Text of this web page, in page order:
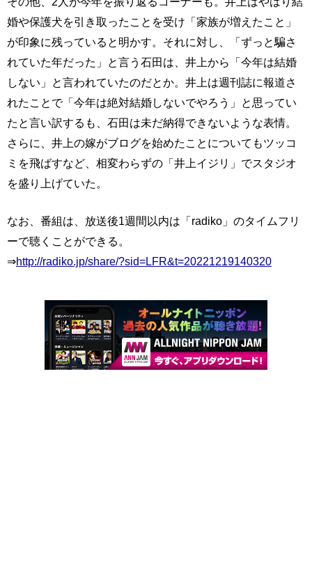
婚や保護犬を引き取ったことを受け「家族が増えたこと」
が印象に残っていると明かす。それに対し、「ずっと騙さ
れていた年だった」と言う石田は、井上から「今年は結婚
しない」と言われていたのだとか。井上は週刊誌に報道さ
れたことで「今年は絶対結婚しないでやろう」と思ってい
たと言い訳するも、石田は未だ納得できないような表情。
さらに、井上の嫁がブログを始めたことについてもツッコ
ミを飛ばすなど、相変わらずの「井上イジリ」でスタジオ
を盛り上げていた。
なお、番組は、放送後1週間以内は「radiko」のタイムフリ
ーで聴くことができる。
⇒http://radiko.jp/share/?sid=LFR&t=20221219140320